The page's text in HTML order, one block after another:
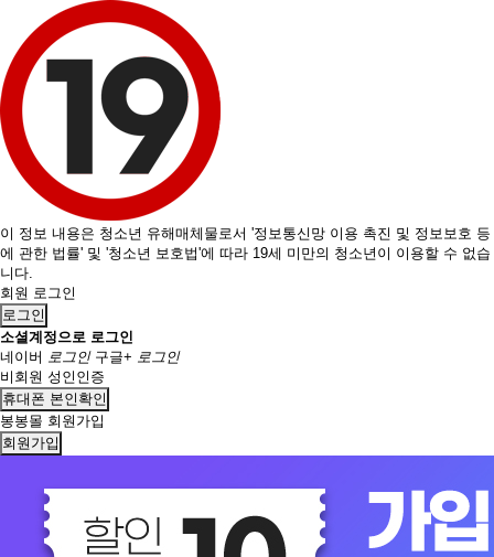
이 정보 내용은 청소년 유해매체물로서 '정보통신망 이용 촉진 및 정보보호 등
에 관한 법률' 및 '청소년 보호법'에 따라 19세 미만의 청소년이 이용할 수 없습
니다.
회원 로그인
로그인
소셜계정으로 로그인
네이버 로그인 구글+ 로그인
비회원 성인인증
휴대폰 본인확인
봉봉몰 회원가입
회원가입